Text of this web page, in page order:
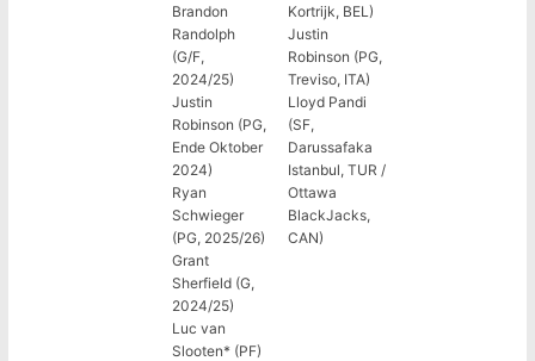
Brandon
Randolph
(G/F,
2024/25)
Justin
Robinson (PG,
Ende Oktober
2024)
Ryan
Schwieger
(PG, 2025/26)
Grant
Sherfield (G,
2024/25)
Luc van
Slooten* (PF)
Kortrijk, BEL)
Justin
Robinson (PG,
Treviso, ITA)
Lloyd Pandi
(SF,
Darussafaka
Istanbul, TUR /
Ottawa
BlackJacks,
CAN)